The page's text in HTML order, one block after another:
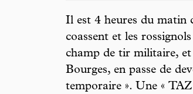
Il est 4 heures du matin
coassent et les
champ de tir militaire, et
Bourges, en passe de
temporaire ». Une «